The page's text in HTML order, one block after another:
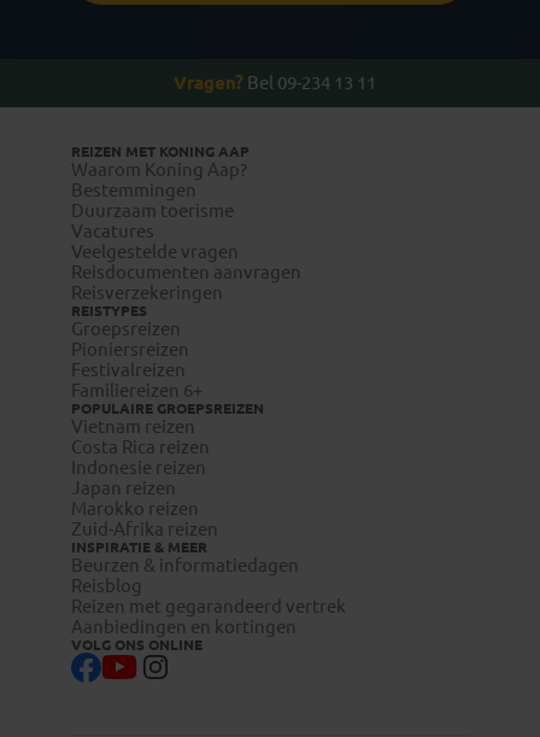
Vragen? Bel 09-234 13 11
REIZEN MET KONING AAP
Waarom Koning Aap?
Bestemmingen
Duurzaam toerisme
Vacatures
Veelgestelde vragen
Reisdocumenten aanvragen
Reisverzekeringen
REISTYPES
Groepsreizen
Pioniersreizen
Festivalreizen
Familiereizen 6+
POPULAIRE GROEPSREIZEN
Vietnam reizen
Costa Rica reizen
Indonesie reizen
Japan reizen
Marokko reizen
Zuid-Afrika reizen
INSPIRATIE & MEER
Beurzen & informatiedagen
Reisblog
Reizen met gegarandeerd vertrek
Aanbiedingen en kortingen
VOLG ONS ONLINE